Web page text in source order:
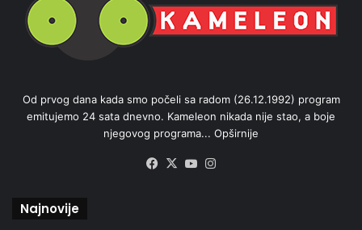
Od prvog dana kada smo počeli sa radom (26.12.1992) program
emitujemo 24 sata dnevno. Kameleon nikada nije stao, a boje
njegovog programa... Opširnije
Facebook
X YouTube
Najnovije